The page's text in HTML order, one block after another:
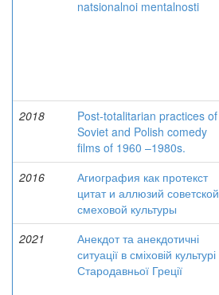
natsionalnoi mentalnosti
2018
Post-totalitarian practices of
Soviet and Polish comedy
films of 1960 –1980s.
2016
Агиография как протекст
цитат и аллюзий советской
смеховой культуры
2021
Анекдот та анекдотичні
ситуації в сміховій культурі
Стародавньої Греції